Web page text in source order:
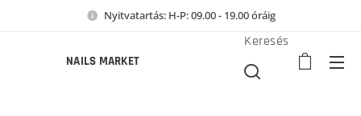
Nyitvatartás: H-P: 09.00 - 19.00 óráig
NAILS MARKET
Keresés